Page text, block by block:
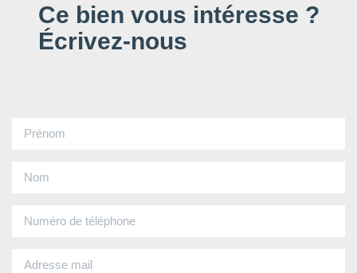
Ce bien vous intéresse ?
Écrivez-nous